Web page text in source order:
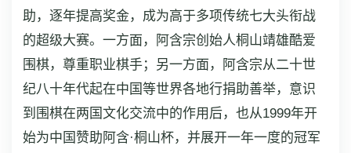
助，逐年提高奖金，成为高于多项传统七大头衔战
的超级大赛。一方面，阿含宗创始人桐山靖雄酷爱
围棋，尊重职业棋手；另一方面，阿含宗从二十世
纪八十年代起在中国等世界各地行捐助善举，意识
到围棋在两国文化交流中的作用后，也从1999年开
始为中国赞助阿含·桐山杯，并展开一年一度的冠军